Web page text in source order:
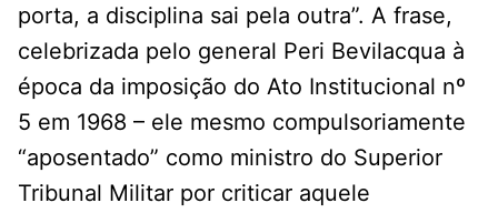
porta, a disciplina sai pela outra”. A frase,
celebrizada pelo general Peri Bevilacqua à
época da imposição do Ato Institucional nº
5 em 1968 – ele mesmo compulsoriamente
“aposentado” como ministro do Superior
Tribunal Militar por criticar aquele